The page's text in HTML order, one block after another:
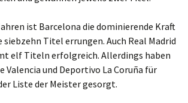
ist Barcelona die dominierende Kraft
siebzehn Titel errungen. Auch Real Madrid
elf Titeln erfolgreich. Allerdings haben
Valencia und Deportivo La Coruña für
Liste der Meister gesorgt.